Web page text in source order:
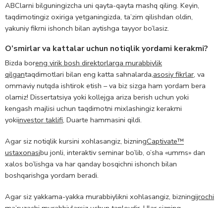
ABClarni bilguningizcha uni qayta-qayta mashq qiling. Keyin,
taqdimotingiz oxiriga yetganingizda, ta’zim qilishdan oldin,
yakuniy fikrni ishonch bilan aytishga tayyor bo’lasiz.
O’smirlar va kattalar uchun notiqlik yordami kerakmi?
Bizda boreng yirik bosh direktorlarga murabbiylik
qilgantaqdimotlari bilan eng katta sahnalarda,asosiy fikrlar, va
ommaviy nutqda ishtirok etish – va biz sizga ham yordam bera
olamiz! Dissertatsiya yoki kollejga ariza berish uchun yoki
kengash majlisi uchun taqdimotni mixlashingiz kerakmi
yokiinvestor taklifi, Duarte hammasini qildi.
Agar siz notiqlik kursini xohlasangiz, bizningCaptivate™
ustaxonasibu jonli, interaktiv seminar bo’lib, o’sha «umms» dan
xalos bo’lishga va har qanday bosqichni ishonch bilan
boshqarishga yordam beradi.
Agar siz yakkama-yakka murabbiylikni xohlasangiz, bizningijrochi